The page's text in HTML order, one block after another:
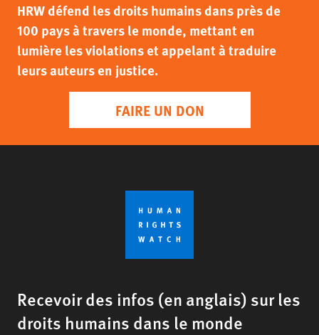
HRW défend les droits humains dans près de
100 pays à travers le monde, mettant en
lumière les violations et appelant à traduire
leurs auteurs en justice.
FAIRE UN DON
Recevoir des infos (en anglais) sur les
droits humains dans le monde